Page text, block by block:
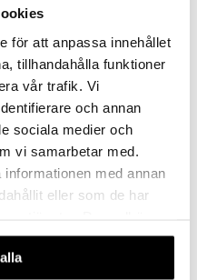
för att anpassa innehållet
tillhandahålla funktioner
vår trafik. Vi
och annan
sociala medier och
vi samarbetar med.
med annan
eller som de har
av vår webbplats.
Propylene Glycol,
Sodium Chloride, Parfum
Salicylic Acid, Tocopheryl
Sodium Hydroxide, Sodium
EDTA, Niacinamide,
Alpha-isomethyl Ionone,
Alcohol, Polygonum
Nucifera Flower Extract,
Diamond Powder.